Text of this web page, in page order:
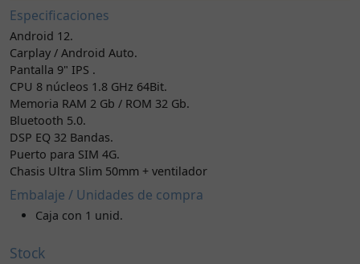
Especificaciones
Android 12.
Carplay / Android Auto.
Pantalla 9" IPS .
CPU 8 núcleos 1.8 GHz 64Bit.
Memoria RAM 2 Gb / ROM 32 Gb.
Bluetooth 5.0.
DSP EQ 32 Bandas.
Puerto para SIM 4G.
Chasis Ultra Slim 50mm + ventilador
Embalaje / Unidades de compra
Caja con 1 unid.
Stock